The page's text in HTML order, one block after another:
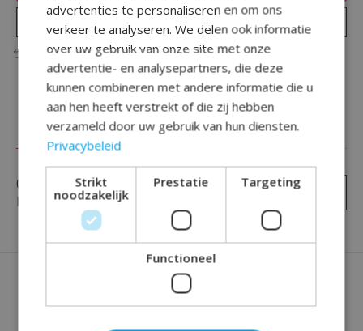
Plaats bestelling
Toevoegen om te vergelijken
Reviews (0)
0 sterren op basis van0
beoordelingen
Je beoordeling toevoegen
advertenties te personaliseren en om ons
verkeer te analyseren. We delen ook informatie
over uw gebruik van onze site met onze
advertentie- en analysepartners, die deze
kunnen combineren met andere informatie die u
aan hen heeft verstrekt of die zij hebben
verzameld door uw gebruik van hun diensten.
Privacybeleid
Strikt
noodzakelijk
Prestatie Targeting
Functioneel